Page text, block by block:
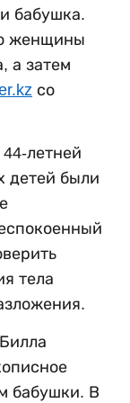
бабушка.
женщины
а затем
со
летней
детей были
тела
бабушки. В